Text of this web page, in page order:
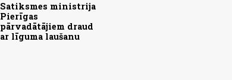
Satiksmes ministrija
Pierīgas
pārvadātājiem draud
ar līguma laušanu